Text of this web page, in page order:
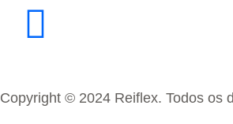
Copyright © 2024 Reiflex. Todos os